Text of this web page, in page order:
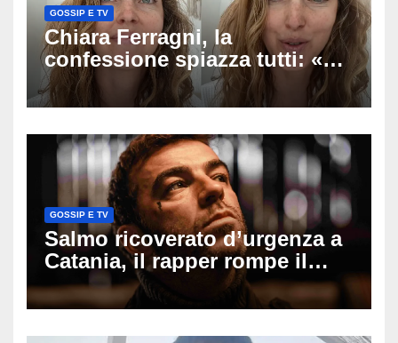
GOSSIP E TV
Chiara Ferragni, la
confessione spiazza tutti: «Un
mio ex voleva che mi rifacessi
il seno». Poi svela i ritocchi di
GOSSIP E TV
Salmo ricoverato d’urgenza a
Catania, il rapper rompe il
silenzio dopo la notte in
ospedale: come sta e cosa